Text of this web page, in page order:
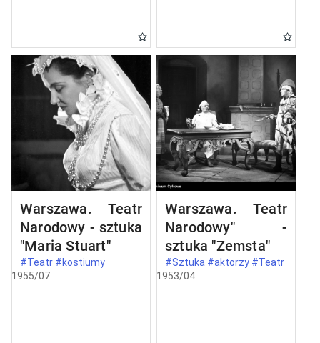
Warszawa. Teatr
Narodowy - sztuka
"Maria Stuart"
#Teatr #kostiumy
1955/07
Warszawa. Teatr
Narodowy" -
sztuka "Zemsta"
#Sztuka #aktorzy #Teatr
1953/04